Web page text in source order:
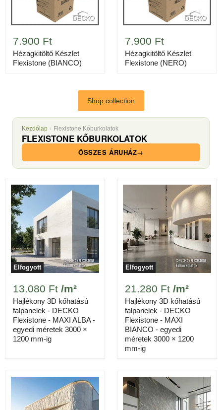
öntapadós
Anyag Hajlékony, kőhatású falpanel
Lefedettség / doboz
Ár / doboz 34.925 Ft
Doboz szükséges (20 m²)
✓Hajlékony, kőhatású 3D felület valódi kő
megjelenéssel
Beltérre és kültérre egyaránt alkalmas
✓Könnyű, saját kezűleg telepíthető
19 doboz részösszeg 663.575 Ft
OPCIONÁLIS KIEGÉSZÍTŐK
Hozzáadás: Brutál Fix erőragasztó (280 ml),
3.990 Ft darabonként
TERMÉK MEGTEKINTÉSE
Hozzáadás: Brutál Fix erőragasztó (280 ml),
3.990 Ft darabonként
TERMÉK MEGTEKINTÉSE
A ragasztók opcionálisak. A panelek erős ragasztóval
rögzíthetők a falra, az átlátszó kontaktragasztó pedig
panelekkel együtt.
Csak becslés. A mennyiségeket egész egységre felfelé
kerekítjük, és tartalmazzák a választott hulladék ráhagyást.
7.900 Ft
Hézagkitöltő Készlet
Flexistone (BIANCO)
7.900 Ft
Hézagkitöltő Készlet
Flexistone (NERO)
Shop collection
Kezdőlap › Flexistone Kőburkolatok
FLEXISTONE KŐBURKOLATOK
ÖSSZES ÁRUHÁZ→
Elfogyott
13.080 Ft /m²
Hajlékony 3D kőhatású
falpanelek - DECKO
Flexistone - MAXI ALBA -
egyedi méretek 3000 ×
1200 mm-ig
Elfogyott
21.280 Ft /m²
Hajlékony 3D kőhatású
falpanelek - DECKO
Flexistone - MAXI
BIANCO - egyedi
méretek 3000 × 1200
mm-ig